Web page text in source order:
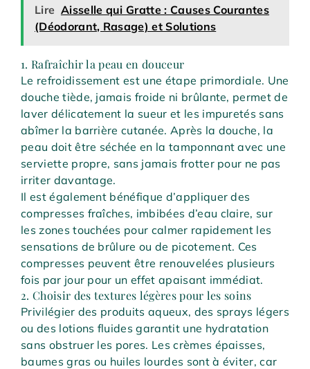
Lire Aisselle qui Gratte : Causes Courantes
(Déodorant, Rasage) et Solutions
1. Rafraîchir la peau en douceur
Le refroidissement est une étape primordiale. Une
douche tiède, jamais froide ni brûlante, permet de
laver délicatement la sueur et les impuretés sans
abîmer la barrière cutanée. Après la douche, la
peau doit être séchée en la tamponnant avec une
serviette propre, sans jamais frotter pour ne pas
irriter davantage.
Il est également bénéfique d’appliquer des
compresses fraîches, imbibées d’eau claire, sur
les zones touchées pour calmer rapidement les
sensations de brûlure ou de picotement. Ces
compresses peuvent être renouvelées plusieurs
fois par jour pour un effet apaisant immédiat.
2. Choisir des textures légères pour les soins
Privilégier des produits aqueux, des sprays légers
ou des lotions fluides garantit une hydratation
sans obstruer les pores. Les crèmes épaisses,
baumes gras ou huiles lourdes sont à éviter, car